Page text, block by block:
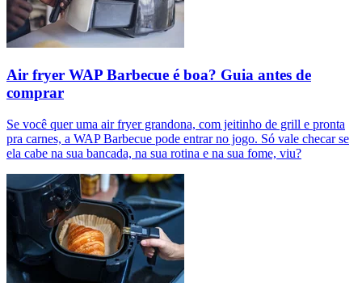
Air fryer WAP Barbecue é boa? Guia antes de
comprar
Se você quer uma air fryer grandona, com jeitinho de grill e pronta
pra carnes, a WAP Barbecue pode entrar no jogo. Só vale checar se
ela cabe na sua bancada, na sua rotina e na sua fome, viu?